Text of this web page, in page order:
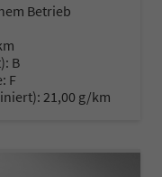
Betrieb
B
F
21,00 g/km